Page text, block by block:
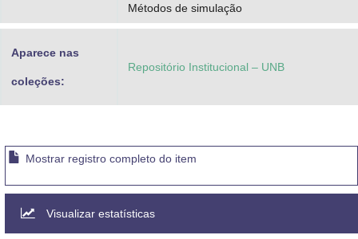
Métodos de simulação
Aparece nas
coleções:
Repositório Institucional – UNB
Mostrar registro completo do item
Visualizar estatísticas